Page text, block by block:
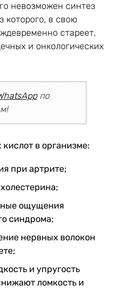
невозможен синтез
которого, в свою
стареет,
и онкологических
по
в организме:
при артрите;
ощущения
синдрома;
нервных волокон
и упругость
ломкость и